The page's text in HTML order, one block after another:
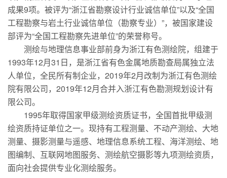
成果9项。被评为“浙江省勘察设计行业诚信单位”以及“全国
工程勘察与岩土行业诚信单位（勘察专业）”，被国家建设
部评为“全国工程勘察先进单位”的荣誉称号。
测绘与地理信息事业部前身为浙江有色测绘院，组建于
1993年12月31日，是浙江省有色金属地质勘查局属独立法
人单位，全民所有制企业，2019年2月改制为浙江有色测绘
院有限公司，2019年12月合并入浙江有色勘测规划设计有
限公司。
1995年取得国家甲级测绘资质证书，全国首批甲级测
绘资质持证单位之一。现持有工程测量、不动产测绘、大地
测量、摄影测量与遥感、地理信息系统工程、海洋测绘、地
图编制、互联网地图服务、测绘航空摄影等九项测绘资质，
面向社会提供专业化测绘服务。